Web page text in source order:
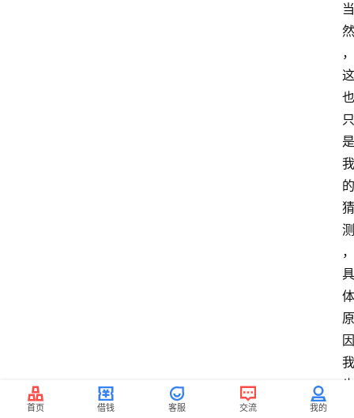
当
然
，
这
也
只
是
我
的
猜
测
，
具
体
原
因
我
也
首页 借钱 客服 交流 我的